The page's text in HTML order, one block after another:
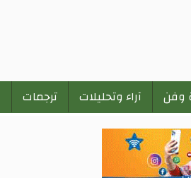
وفن آراء وتحليلات ترجمات